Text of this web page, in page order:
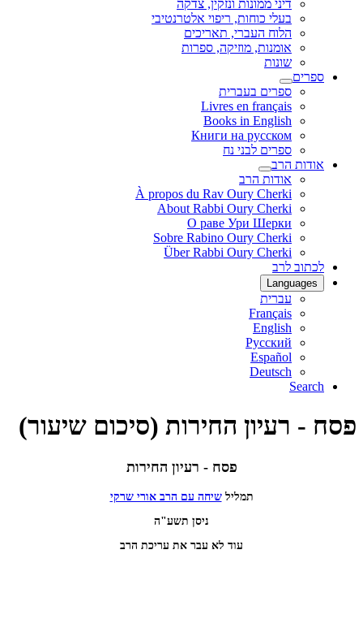
דיני ממונות ונזקין, צדקה
בעלי כוחות, ריפוי אלטרנטיבי
הלוח העברי, תאריכים
אומנות, מוזיקה, ספרות
שונות
ספרים
ספרים בעברית
Livres en français
Books in English
Книги на русском
ספרים לבני נח
אודות הרב
אודות הרב
À propos du Rav Oury Cherki
About Rabbi Oury Cherki
О раве Ури Шерки
Sobre Rabino Oury Cherki
Über Rabbi Oury Cherki
לכתוב לרב
Languages
עברית
Français
English
Русский
Español
Deutsch
Search
פסח - רעיון החירות (סיכום שיעור)
פסח - רעיון החירות
תמלילשיחה עם הרב אורי שרקי
ניסן תשע"ה
עוד לא עבר את עריכת הרב